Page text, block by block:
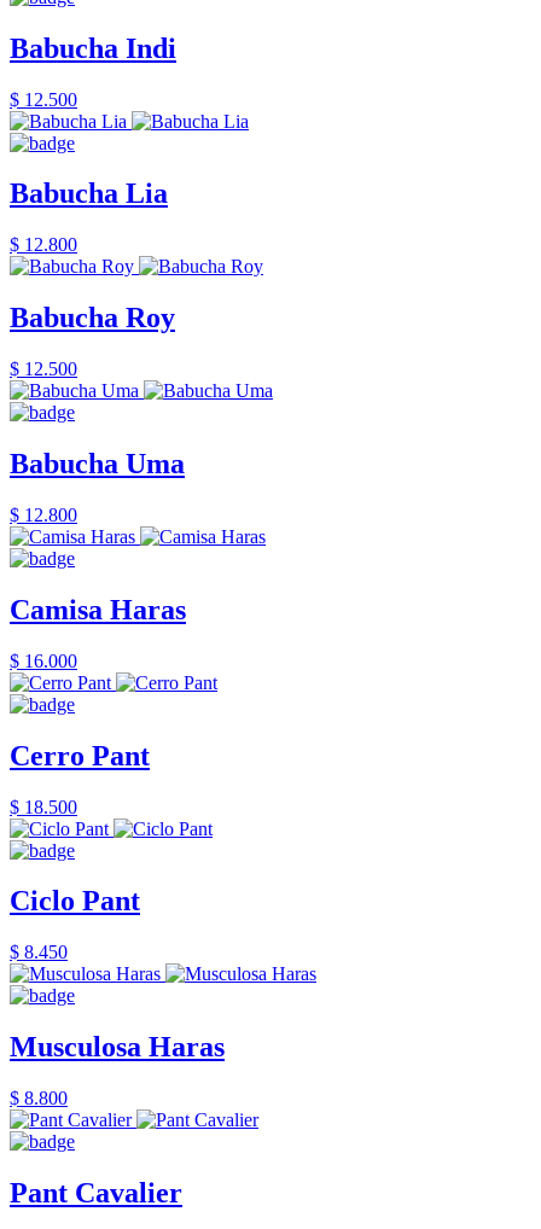
Babucha Indi
$ 12.500
Babucha Lia
$ 12.800
Babucha Roy
$ 12.500
Babucha Uma
$ 12.800
Camisa Haras
$ 16.000
Cerro Pant
$ 18.500
Ciclo Pant
$ 8.450
Musculosa Haras
$ 8.800
Pant Cavalier